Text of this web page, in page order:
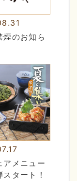
煙のお知ら
アメニュー
タート！